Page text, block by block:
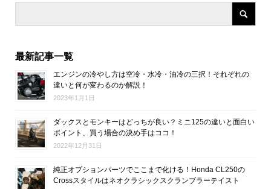
最新記事一覧
エンジンの冷やし方は空冷・水冷・油冷の三択！それぞれの
違いと何が変わるのか解説！
2023年1月1日
ダックスとモンキーはどっちが良い？ミニ125の違いと面白い
ポイント、買う場合の決め手はココ！
2022年12月31日
純正オプションパーツでここまで化ける！Honda CL250の
Crossスタイルはネオクラシックスクランブラーテイスト